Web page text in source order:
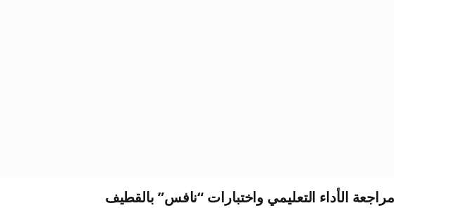
مراجعة الأداء التعليمي واختبارات “نافس” بالقطيف